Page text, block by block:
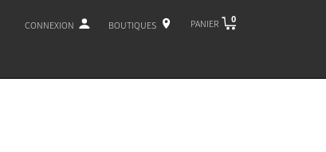
CONNEXION BOUTIQUES PANIER 0